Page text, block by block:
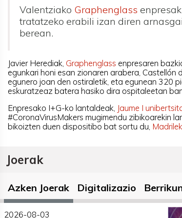
Valentziako Graphenglass
tratatzeko erabili izan diren
berean.
Javier Herediak, Graphenglass enpresaren
egunkari honi esan zionaren arabera,
egunero joan den ostiraletik, eta egunean 320
eskuratzeaz batera hasiko dira ospitaleetan
Enpresako I+G-ko lantaldeak, Jaume I
#CoronaVirusMakers mugimendu zibikoarekin
bikoizten duen dispositibo bat sortu du,
Joerak
Azken Joerak Digitalizazio
2026-08-03